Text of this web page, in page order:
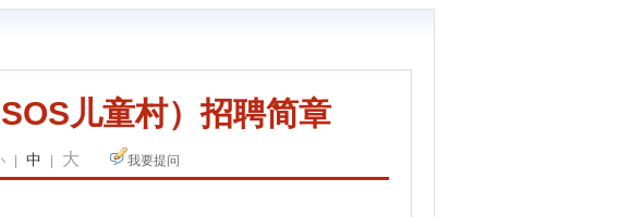
儿童村）招聘简章
中 大 我要提问